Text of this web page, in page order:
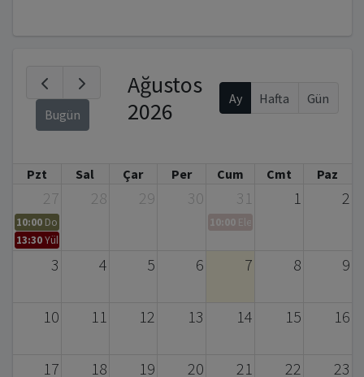
Bugün
Ağustos
2026
Ay Hafta Gün
Pzt Sal Çar Per Cum Cmt Paz
27 28 29 30 31 1 2
10:00 Doktora Tez Savunma Sınavı Daveti – Serpil BAYRAKTAR
10:00 Elementel Analiz ve CHNS
13:30 Yüksek Lisans Tez Savunması
3 4 5 6 7 8 9
10 11 12 13 14 15 16
17 18 19 20 21 22 23